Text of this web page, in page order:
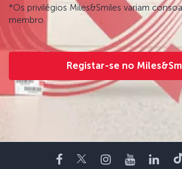
*Os privilégios Miles&Smiles variam
membro.
Registar-se no
Facebook
TwitterInstagram
YouTube